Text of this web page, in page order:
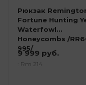
Рюкзак
Fortune Hunting
Waterfowl
Honeycombs /
995/
9 999 руб.
: Rm 214